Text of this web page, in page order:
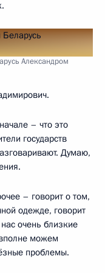
Александром
– что это
государств
Думаю,
– говорит о том,
одежде, говорит
очень близкие
можем
проблемы.